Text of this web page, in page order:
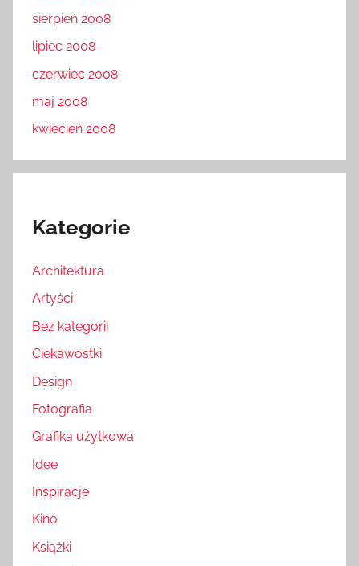
sierpień 2008
lipiec 2008
czerwiec 2008
maj 2008
kwiecień 2008
Kategorie
Architektura
Artyści
Bez kategorii
Ciekawostki
Design
Fotografia
Grafika użytkowa
Idee
Inspiracje
Kino
Książki